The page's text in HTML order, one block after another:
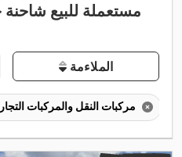
مستعملة للبيع
الملاءمة